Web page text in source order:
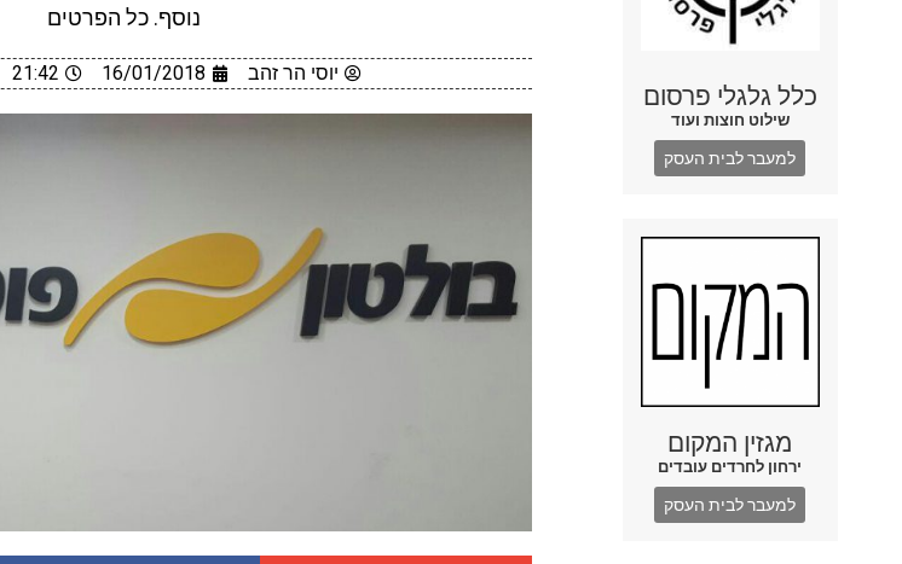
כלל גלגלי פרסום
שילוט חוצות ועוד
למעבר לבית העסק
מגזין המקום
ירחון לחרדים עובדים
למעבר לבית העסק
נוסף. כל הפרטים
יוסי הר זהב 16/01/2018
21:42